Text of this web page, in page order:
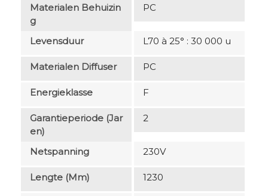
Materialen Behuizin
G
PC
Levensduur L70 à 25° : 30 000 u
Materialen Diffuser PC
Energieklasse F
Garantieperiode (jar
En)
2
Netspanning 230V
Lengte (mm) 1230